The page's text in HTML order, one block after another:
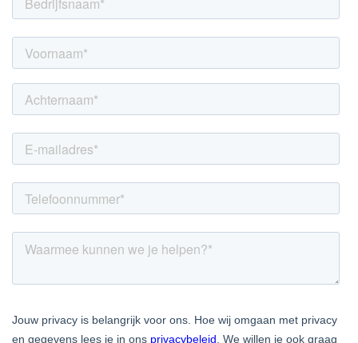
LINKEDINYOUTUBEFACEBOOK
TWITTER